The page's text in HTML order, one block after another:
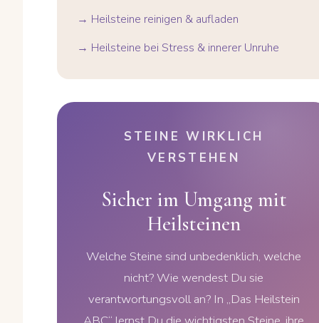
→ Heilsteine reinigen & aufladen
→ Heilsteine bei Stress & innerer Unruhe
STEINE WIRKLICH
VERSTEHEN
Sicher im Umgang mit
Heilsteinen
Welche Steine sind unbedenklich, welche
nicht? Wie wendest Du sie
verantwortungsvoll an? In „Das Heilstein